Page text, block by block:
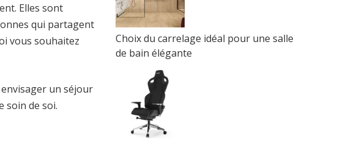
Elles sont
qui partagent
vous souhaitez
un séjour
soin de soi.
Choix du carrelage idéal pour une salle
de bain élégante